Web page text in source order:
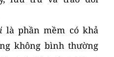
là phần mềm có khả
không bình thường